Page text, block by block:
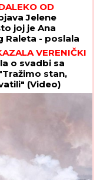
OD
Jelene
joj je Ana
Raleta - poslala
VERENIČKI
o svadbi sa
stan,
(Video)